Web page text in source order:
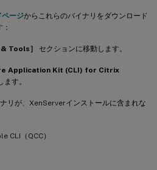
ージからこれらのバイナリをダウンロード
Tools］ セクションに移動します。
Application Kit (CLI) for Citrix
す。
リが、XenServerインストールに含まれな
CLI（QCC）